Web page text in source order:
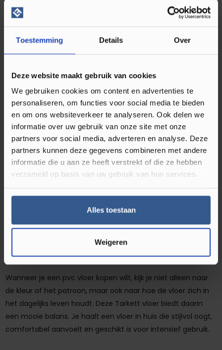
Toestemming Details Over
Deze website maakt gebruik van cookies
We gebruiken cookies om content en advertenties te
personaliseren, om functies voor social media te bieden
en om ons websiteverkeer te analyseren. Ook delen we
informatie over uw gebruik van onze site met onze
partners voor social media, adverteren en analyse. Deze
partners kunnen deze gegevens combineren met andere
informatie die u aan ze heeft verstrekt of die ze hebben
verzameld op basis van uw gebruik van hun services.
Alles toestaan
Weigeren
Scandinavisch of tijdloos interieur hebt, deze vloer sluit daar
natuurlijke basis, terwijl het visgraatmotief net dat beetje
thuiskantoren waar sfeer en comfort belangrijk zijn.
Stijlvolle visgraat PVC vloer met
natuurlijke uitstraling
De Tarkett ID Inspiration 55 Visgraat Chatillon Oak Ginger
24664992 is ontwikkeld voor mensen die houden van de
uitstraling van echt hout, maar liever kiezen voor de
meer diepte en een exclusiever karakter. Tegelijk blijft het
geheel rustig ogen door de warme naturel eiken kleur. Dat
maakt deze vloer aantrekkelijk voor consumenten die online
uitstraling, kwaliteit en praktisch gemak.
Wanneer je een pvc vloer kopen wilt, kijk je niet alleen naar
de kleur of het patroon, maar ook naar hoe de vloer zich in
het dagelijks leven houdt. Deze Tarkett vloer biedt daarin
een mooie balans. Je haalt een vloer in huis die stijlvol oogt,
comfortabel aanvoelt en geschikt is voor intensief gebruik.